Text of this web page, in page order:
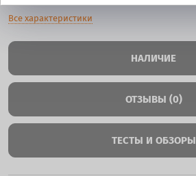
Все характеристики
НАЛИЧИЕ
ОТЗЫВЫ (0)
ТЕСТЫ И ОБЗОРЫ